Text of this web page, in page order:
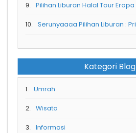
9.
10.
Kategori Blog
1. Umrah
2. Wisata
3. Informasi